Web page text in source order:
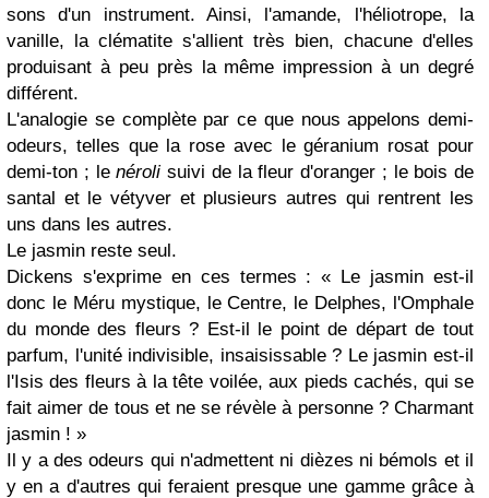
sons d'un instrument. Ainsi, l'amande, l'héliotrope, la
vanille, la clématite s'allient très bien, chacune d'elles
produisant à peu près la même impression à un degré
différent.
L'analogie se complète par ce que nous appelons demi-
odeurs, telles que la rose avec le géranium rosat pour
demi-ton ; lenéroli suivi de la fleur d'oranger ; le bois de
santal et le vétyver et plusieurs autres qui rentrent les
uns dans les autres.
Le jasmin reste seul.
Dickens s'exprime en ces termes : « Le jasmin est-il
donc le Méru mystique, le Centre, le Delphes, l'Omphale
du monde des fleurs ? Est-il le point de départ de tout
parfum, l'unité indivisible, insaisissable ? Le jasmin est-il
l'Isis des fleurs à la tête voilée, aux pieds cachés, qui se
fait aimer de tous et ne se révèle à personne ? Charmant
jasmin ! »
Il y a des odeurs qui n'admettent ni dièzes ni bémols et il
y en a d'autres qui feraient presque une gamme grâce à